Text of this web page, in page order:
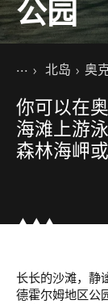
公园
你的位置
主页北岛 奥
你可以在
海滩上游
森林海岬
长长的沙滩，静
德霍尔姆地区公